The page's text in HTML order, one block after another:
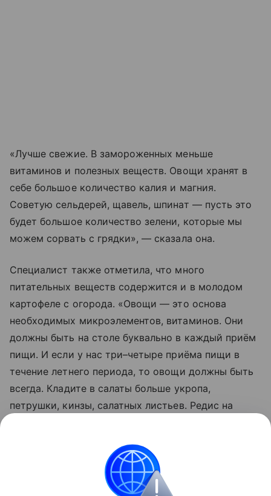
«Лучше свежие. В замороженных меньше
витаминов и полезных веществ. Овощи хранят в
себе большое количество калия и магния.
Советую сельдерей, щавель, шпинат — пусть это
будет большое количество зелени, которые мы
можем сорвать с грядки», — сказала она.
Специалист также отметила, что много
питательных веществ содержится и в молодом
картофеле с огорода. «Овощи — это основа
необходимых микроэлементов, витаминов. Они
должны быть на столе буквально в каждый приём
пищи. И если у нас три–четыре приёма пищи в
течение летнего периода, то овощи должны быть
всегда. Кладите в салаты больше укропа,
петрушки, кинзы, салатных листьев. Редис на